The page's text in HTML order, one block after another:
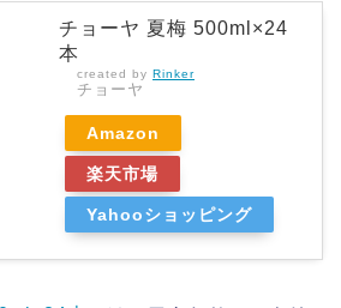
チョーヤ 夏梅 500ml×24
本
created by Rinker
チョーヤ
Amazon
楽天市場
Yahooショッピング